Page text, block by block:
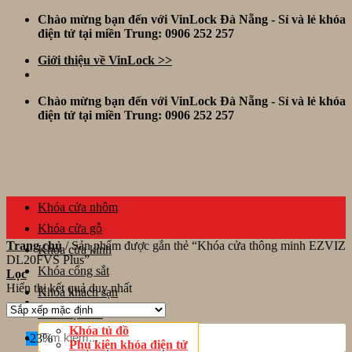
Skip
Chào mừng bạn đến với VinLock Đà Nẵng - Sỉ và lẻ khóa
điện tử tại miền Trung: 0906 252 257
Giới thiệu về VinLock >>
Chào mừng bạn đến với VinLock Đà Nẵng - Sỉ và lẻ khóa
điện tử tại miền Trung: 0906 252 257
Tìm
kiếm:
Khóa cửa nhôm
Khóa cửa gỗ
Khóa cửa kính
Khóa cổng sắt
Khóa khách sạn
Thiết bị khác
Khóa tủ đồ
Phụ kiện khóa điện tử
Trang chủ /Sản phẩm được gắn thẻ “Khóa cửa thông minh EZVIZ
DL20FVS Plus”
Lọc
Hiển thị kết quả duy nhất
-23%